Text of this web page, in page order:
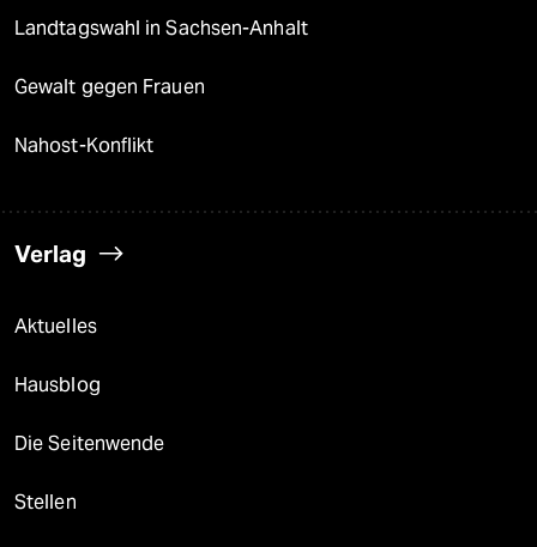
Landtagswahl in Sachsen-Anhalt
Gewalt gegen Frauen
Nahost-Konflikt
Verlag
Aktuelles
Hausblog
Die Seitenwende
Stellen